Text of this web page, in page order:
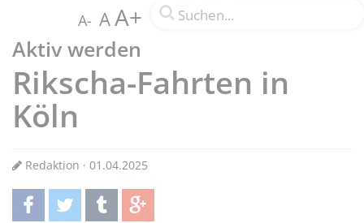
A- AA+
Aktiv werden
Rikscha-Fahrten in
Köln
Redaktion · 01.04.2025